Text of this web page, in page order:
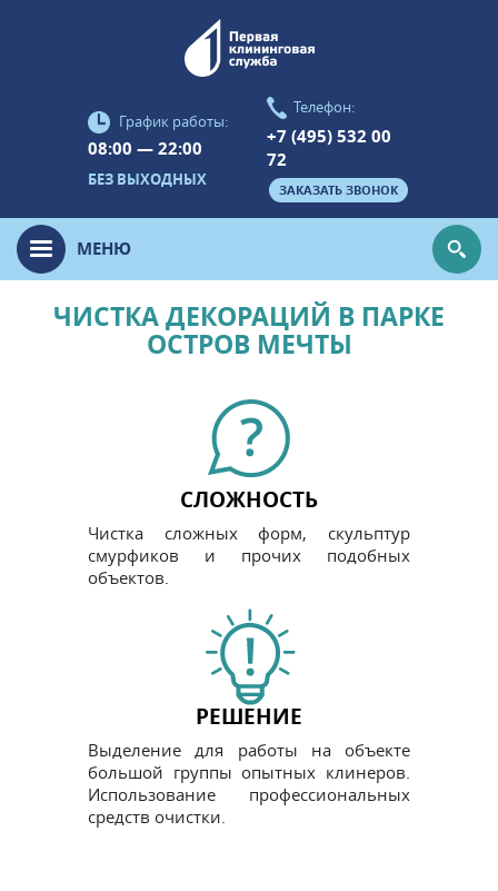
График работы:
08:00 — 22:00
БЕЗ ВЫХОДНЫХ
Телефон:
+7 (495) 532 00
72
ЗАКАЗАТЬ ЗВОНОК
МЕНЮ
ЧИСТКА ДЕКОРАЦИЙ В ПАРКЕ
ОСТРОВ МЕЧТЫ
СЛОЖНОСТЬ
Чистка сложных форм, скульптур
смурфиков и прочих подобных
объектов.
РЕШЕНИЕ
Выделение для работы на объекте
большой группы опытных клинеров.
Использование профессиональных
средств очистки.